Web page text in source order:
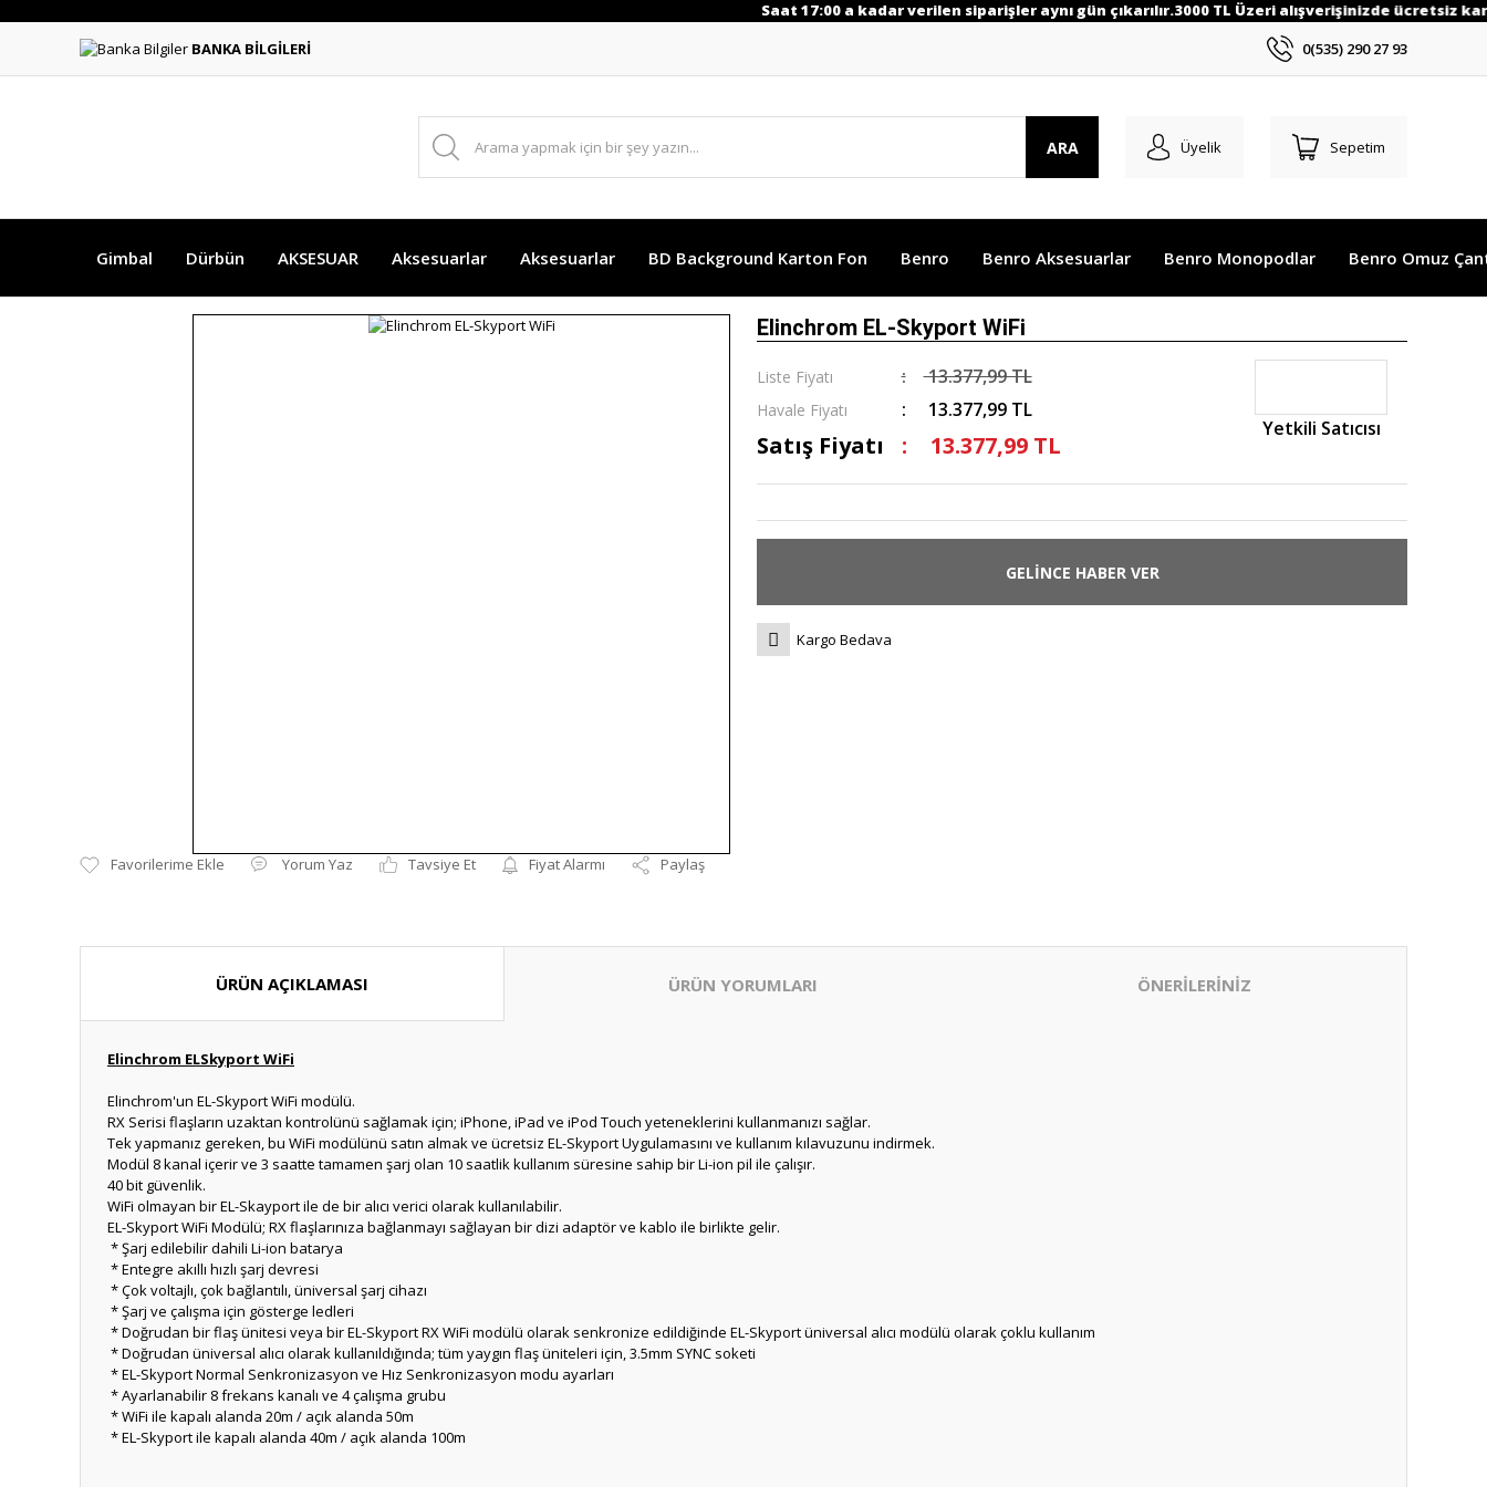
Saat 17:00 a kadar verilen siparişler aynı gün çıkarılır.3000 TL Üzeri alışverişinizde ücretsiz
BANKA BİLGİLERİ
0(535) 290 27 93
ARA Üyelik Sepetim
Gimbal Dürbün AKSESUAR Aksesuarlar Aksesuarlar BD Background Karton Fon Benro Benro Aksesuarlar Benro Monopodlar Benro Omuz
Yorum Yaz Tavsiye Et Fiyat Alarmı Paylaş
Elinchrom EL-Skyport WiFi
Liste Fiyatı 13.377,99 TL
Havale Fiyatı 13.377,99 TL
Satış Fiyatı 13.377,99 TL
Yetkili Satıcısı
GELİNCE HABER VER
Kargo Bedava
ÜRÜN AÇIKLAMASI ÜRÜN YORUMLARI ÖNERİLERİNİZ
Elinchrom ELSkyport WiFi
Elinchrom'un EL-Skyport WiFi modülü.
RX Serisi flaşların uzaktan kontrolünü sağlamak için; iPhone, iPad ve iPod Touch yeteneklerini kullanmanızı sağlar.
Tek yapmanız gereken, bu WiFi modülünü satın almak ve ücretsiz EL-Skyport Uygulamasını ve kullanım kılavuzunu indirmek.
Modül 8 kanal içerir ve 3 saatte tamamen şarj olan 10 saatlik kullanım süresine sahip bir Li-ion pil ile çalışır.
40 bit güvenlik.
WiFi olmayan bir EL-Skayport ile de bir alıcı verici olarak kullanılabilir.
EL-Skyport WiFi Modülü; RX flaşlarınıza bağlanmayı sağlayan bir dizi adaptör ve kablo ile birlikte gelir.
* Şarj edilebilir dahili Li-ion batarya
* Entegre akıllı hızlı şarj devresi
* Çok voltajlı, çok bağlantılı, üniversal şarj cihazı
* Şarj ve çalışma için gösterge ledleri
* Doğrudan bir flaş ünitesi veya bir EL-Skyport RX WiFi modülü olarak senkronize edildiğinde EL-Skyport üniversal alıcı modülü olarak çoklu kullanım
* Doğrudan üniversal alıcı olarak kullanıldığında; tüm yaygın flaş üniteleri için, 3.5mm SYNC soketi
* EL-Skyport Normal Senkronizasyon ve Hız Senkronizasyon modu ayarları
* Ayarlanabilir 8 frekans kanalı ve 4 çalışma grubu
* WiFi ile kapalı alanda 20m / açık alanda 50m
* EL-Skyport ile kapalı alanda 40m / açık alanda 100m